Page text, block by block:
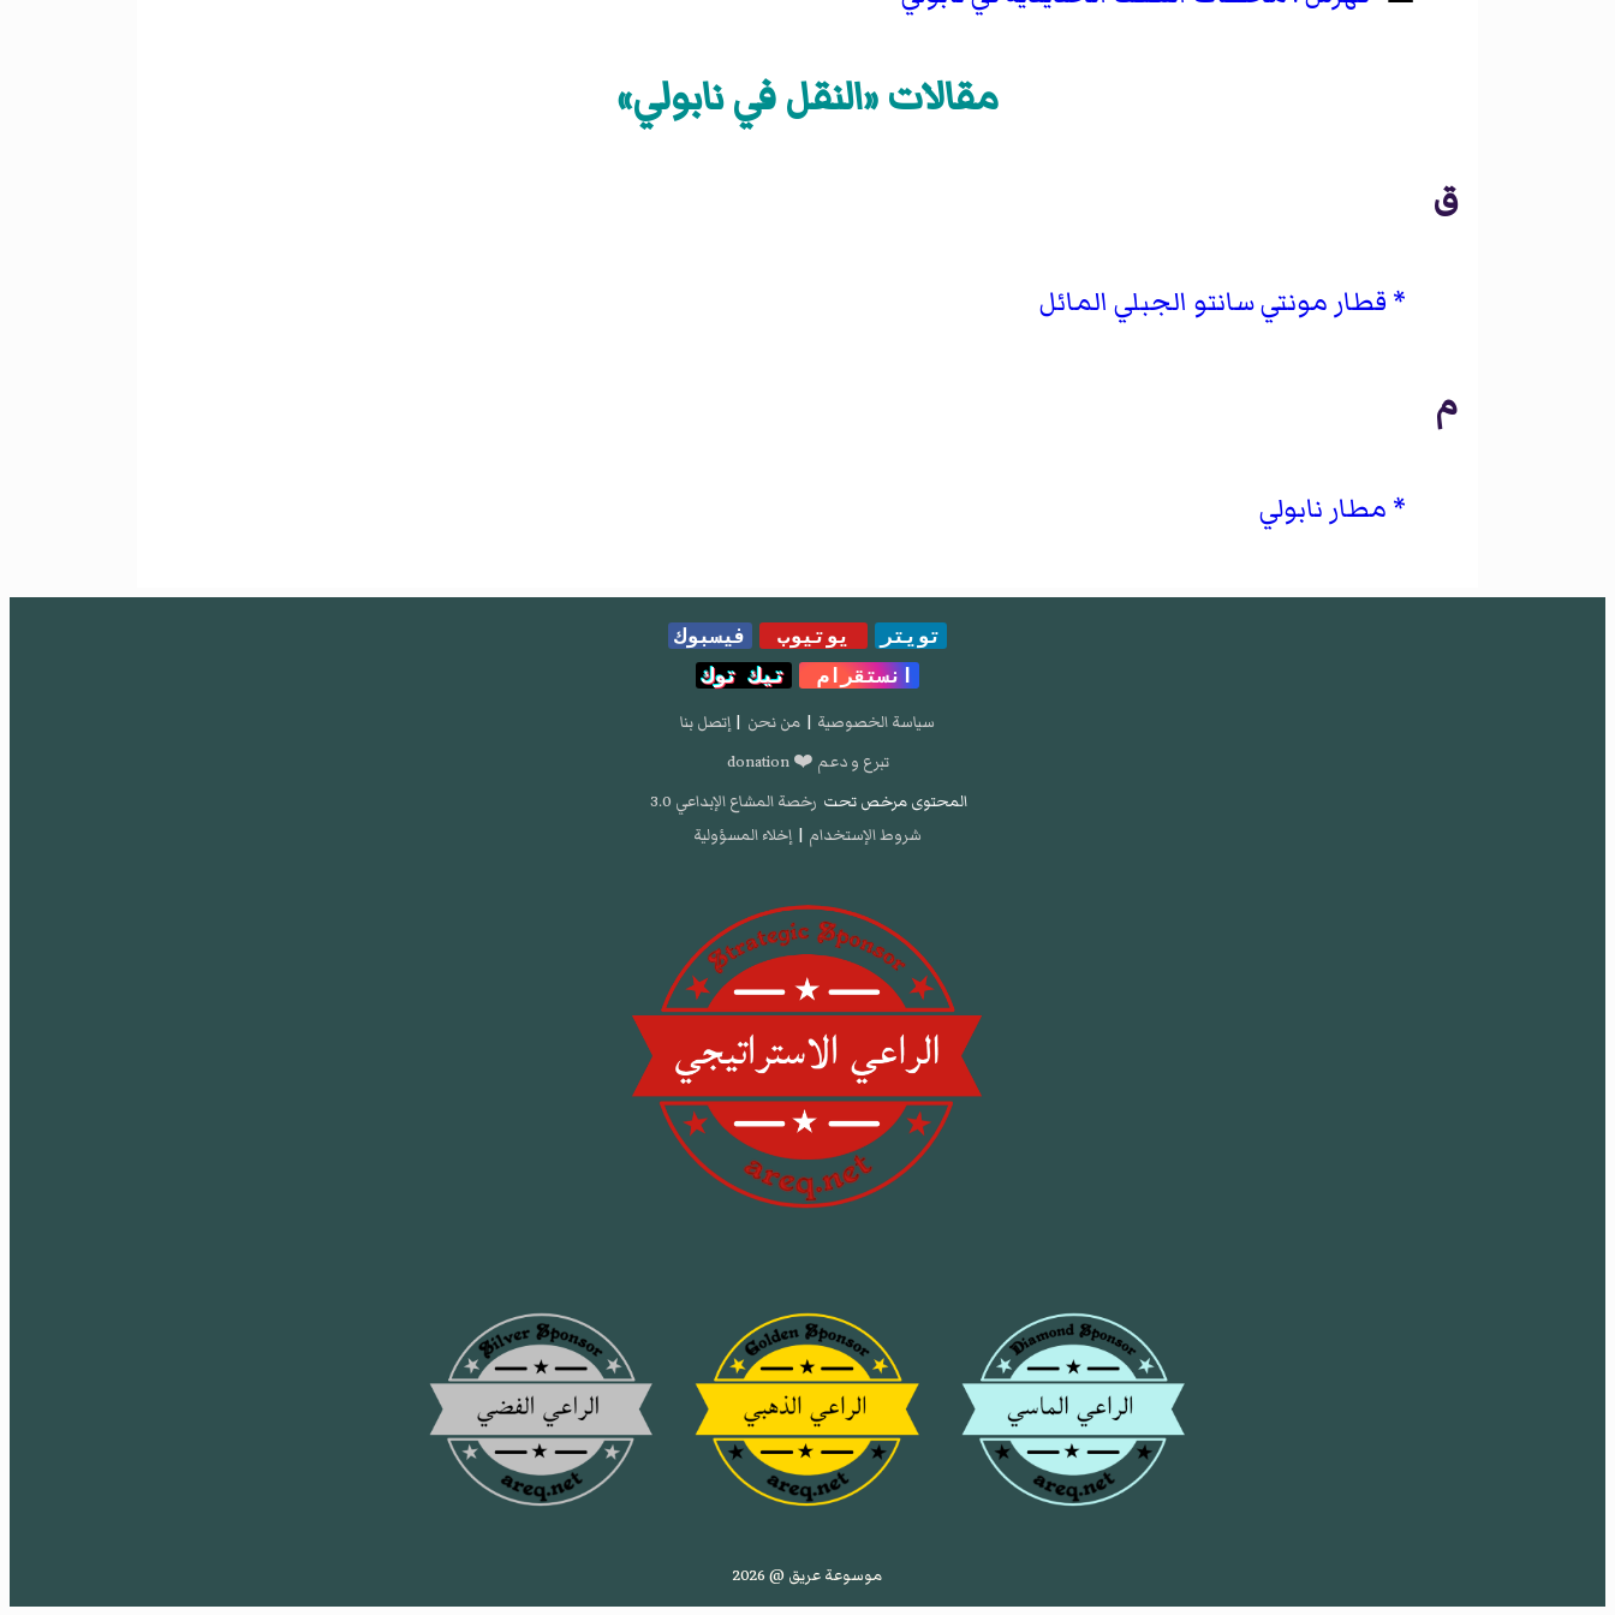
مقالات «النقل في نابولي»
ق
قطار مونتي سانتو الجبلي المائل
م
مطار نابولي
تويتر يوتيوب
فيسبوك
انستقرام
تيك توك
سياسة الخصوصية | من نحن | إتصل بنا
تبرع و دعم ❤️ donation
المحتوى مرخص تحت رخصة المشاع الإبداعي 3.0
شروط الإستخدام | إخلاء المسؤولية
موسوعة عريق @ 2026